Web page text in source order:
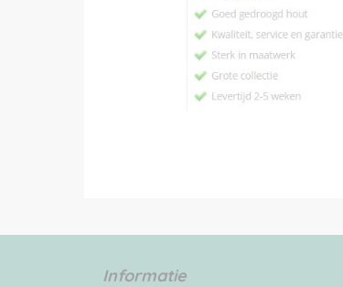
Informatie